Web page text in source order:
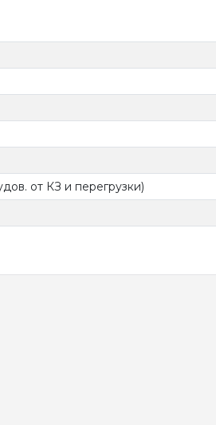
от КЗ и перегрузки)